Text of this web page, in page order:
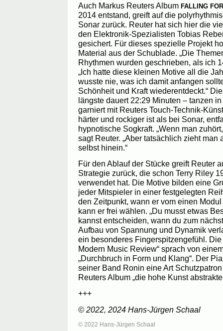
Auch Markus Reuters Album FALLING
2014 entstand, greift auf die
Sonar zurück. Reuter hat sich hier die
den Elektronik-Spezialisten Tobias
gesichert. Für dieses spezielle Projekt
Material aus der Schublade. „Die
Rhythmen wurden geschrieben, als ich
„Ich hatte diese kleinen Motive all die
wusste nie, was ich damit anfangen
Schönheit und Kraft wiederentdeckt.“
längste dauert 22:29 Minuten – tanzen
garniert mit Reuters Touch-Technik-
härter und rockiger ist als bei Sonar,
hypnotische Sogkraft. „Wenn man
sagt Reuter. „Aber tatsächlich zieht
selbst hinein.“
Für den Ablauf der Stücke greift Reuter
Strategie zurück, die schon Terry Riley
verwendet hat. Die Motive bilden eine
jeder Mitspieler in einer festgelegten
den Zeitpunkt, wann er vom einen
kann er frei wählen. „Du musst etwas
kannst entscheiden, wann du zum
Aufbau von Spannung und Dynamik
ein besonderes Fingerspitzengefühl.
Modern Music Review“ sprach von
„Durchbruch in Form und Klang“. Der
seiner Band Ronin eine Art
Reuters Album „die hohe Kunst
+++
© 2022, 2024 Hans-Jürgen Schaal
© 2022 Hans-Jürgen Schaal